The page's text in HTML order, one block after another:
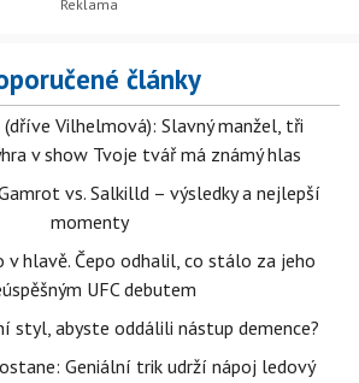
články
Vilhelmová): Slavný manžel, tři
v show Tvoje tvář má známý hlas
vs. Salkilld – výsledky a nejlepší
momenty
hlavě. Čepo odhalil, co stálo za jeho
UFC debutem
styl, abyste oddálili nástup demence?
Geniální trik udrží nápoj ledový